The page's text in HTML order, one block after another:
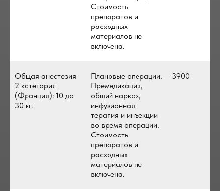
Стоимость
препаратов и
расходных
материалов не
включена.
Общая анестезия
2 категория
(Франция): 10 до
30 кг.
Плановые операции.
Премедикация,
общий наркоз,
инфузионная
терапия и инъекции
во время операции.
Стоимость
препаратов и
расходных
материалов не
включена.
3900